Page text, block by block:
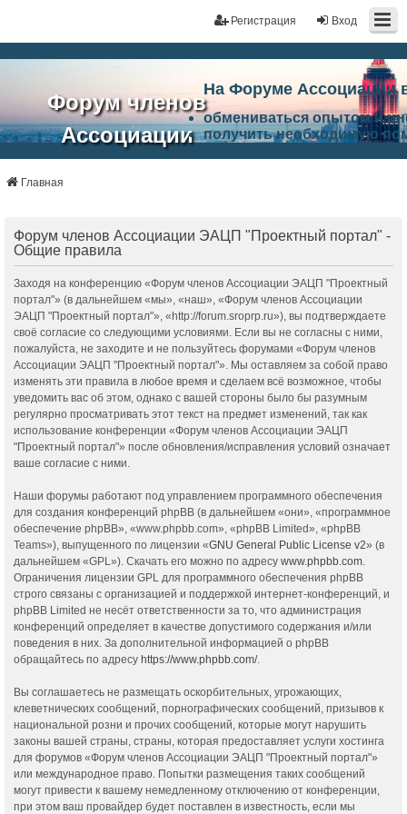
Вход
Регистрация
Форум членов
Ассоциации
портал"
На Форуме Ассоциации
обмениваться опытом и
получить необходимую
работа Форума
Ассоциации и успехам в
Ассоциации.
Главная
Форум членов Ассоциации ЭАЦП "Проектный портал" -
Общие правила
Заходя на конференцию «Форум членов Ассоциации ЭАЦП "Проектный
портал"» (в дальнейшем «мы», «наш», «Форум членов Ассоциации
ЭАЦП "Проектный портал"», «http://forum.sroprp.ru»), вы подтверждаете
своё согласие со следующими условиями. Если вы не согласны с ними,
пожалуйста, не заходите и не пользуйтесь форумами «Форум членов
Ассоциации ЭАЦП "Проектный портал"». Мы оставляем за собой право
изменять эти правила в любое время и сделаем всё возможное, чтобы
уведомить вас об этом, однако с вашей стороны было бы разумным
регулярно просматривать этот текст на предмет изменений, так как
использование конференции «Форум членов Ассоциации ЭАЦП
"Проектный портал"» после обновления/исправления условий означает
ваше согласие с ними.
Наши форумы работают под управлением программного обеспечения
для создания конференций phpBB (в дальнейшем «они», «программное
обеспечение phpBB», «www.phpbb.com», «phpBB Limited», «phpBB
Teams»), выпущенного по лицензии «GNU General Public License v2» (в
дальнейшем «GPL»). Скачать его можно по адресу www.phpbb.com
Ограничения лицензии GPL для программного обеспечения phpBB
строго связаны с организацией и поддержкой интернет-конференций, и
phpBB Limited не несёт ответственности за то, что администрация
конференций определяет в качестве допустимого содержания и/или
поведения в них. За дополнительной информацией о phpBB
обращайтесь по адресу https://www.phpbb.com/.
Вы соглашаетесь не размещать оскорбительных, угрожающих,
клеветнических сообщений, порнографических сообщений, призывов к
национальной розни и прочих сообщений, которые могут нарушить
законы вашей страны, страны, которая предоставляет услуги хостинга
для форумов «Форум членов Ассоциации ЭАЦП "Проектный портал"»
или международное право. Попытки размещения таких сообщений
могут привести к вашему немедленному отключению от конференции,
при этом ваш провайдер будет поставлен в известность, если мы